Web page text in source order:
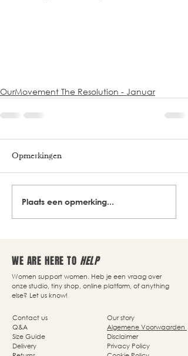
OurMovement The Resolution - Januar
Opmerkingen
Plaats een opmerking...
WE ARE HERE TO HELP
Women support women. Heb je een vraag over
onze studio, tiny shop, online platform, of anything
else? Let us know!
Our story
Algemene Voorwaarden
Disclaimer
Privacy Policy
Contact us
Q&A
Size Guide
Delivery